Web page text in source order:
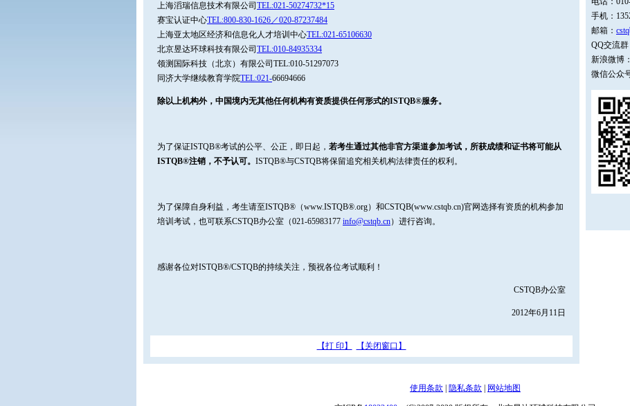
上海滔瑞信息技术有限公司 TEL:021-50274732*15
赛宝认证中心TEL:800-830-1626／020-87237484
上海亚太地区经济和信息化人才培训中心TEL:021-65106630
北京昱达环球科技有限公司 TEL:010-84935334
领测国际科技（北京）有限公司TEL:010-51297073
同济大学继续教育学院TEL:021-66694666
除以上机构外，中国境内无其他任何机构有资质提供任何形式的ISTQB®服务。
为了保证ISTQB®考试的公平、公正，即日起， 若考生通过其他非官方渠道参加考试，所获成绩和证书将可能从
ISTQB®注销，不予认可。 ISTQB®与CSTQB将保留追究相关机构法律责任的权利。
为了保障自身利益，考生请至ISTQB®（www.ISTQB®.org）和CSTQB(www.cstqb.cn)官网选择有资质的机构参加
培训考试，也可联系CSTQB办公室（021-65983177 info@cstqb.cn）进行咨询。
感谢各位对ISTQB®/CSTQB的持续关注，预祝各位考试顺利！
CSTQB办公室
2012年6月11日
【打 印】 【关闭窗口】
手机：
邮箱：
QQ交流群
新浪微博
微信公众
使用条款 隐私条款 网站地图